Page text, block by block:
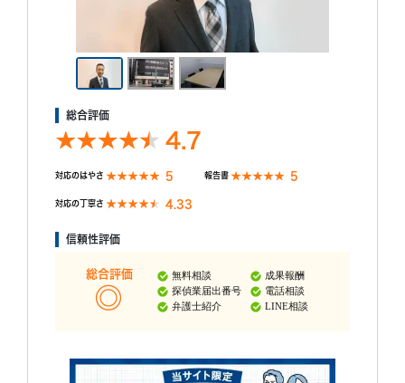
総合評価
4.7
対応のはやさ 5 報告書 5
対応の丁寧さ 4.33
信頼性評価
総合評価
無料相談
探偵業届出番号
弁護士紹介
成果報酬
電話相談
LINE相談